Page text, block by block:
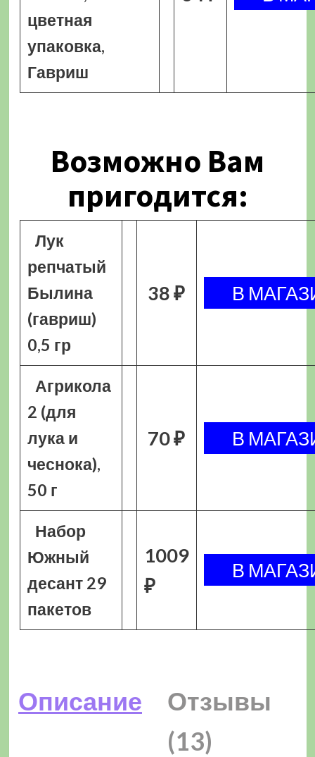
цветная
упаковка,
Гавриш
Возможно Вам
пригодится:
Лук
репчатый
Былина
(гавриш)
0,5 гр
38 ₽
Агрикола
2 (для
лука и
чеснока),
50 г
70 ₽
Набор
Южный
десант 29
пакетов
1009
₽
Описание
Отзывы
(13)